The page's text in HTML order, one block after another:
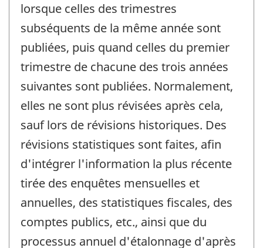
lorsque celles des trimestres
subséquents de la même année sont
publiées, puis quand celles du premier
trimestre de chacune des trois années
suivantes sont publiées. Normalement,
elles ne sont plus révisées après cela,
sauf lors de révisions historiques. Des
révisions statistiques sont faites, afin
d'intégrer l'information la plus récente
tirée des enquêtes mensuelles et
annuelles, des statistiques fiscales, des
comptes publics, etc., ainsi que du
processus annuel d'étalonnage d'après